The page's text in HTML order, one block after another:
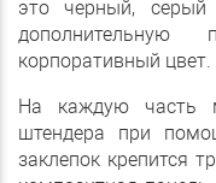
это черный,
корпоративный цвет.
На каждую часть
штендера при
заклепок крепится